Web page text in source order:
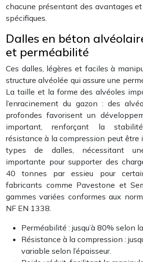
chacune présentant des avantages
spécifiques.
Dalles en béton
et perméabilité
Ces dalles, légères et faciles à
structure alvéolée qui assure une
La taille et la forme des alvéoles
l’enracinement du gazon : des
profondes favorisent un
important, renforçant la
résistance à la compression peut être
types de dalles, nécessitant
importante pour supporter des
40 tonnes par essieu pour
fabricants comme Pavestone et
gammes variées conformes aux
NF EN 1338.
Perméabilité : jusqu’à 80% selon
Résistance à la compression :
variable selon l’épaisseur.